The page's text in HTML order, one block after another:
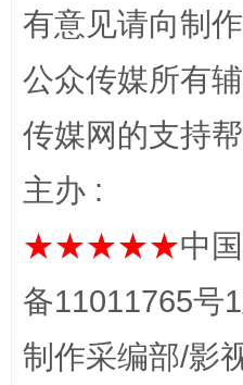
网上购药对药下症
有意见请向制
公众传媒所有
传媒网的支持
主办 :
★★★★★中
备11011765号
制作采编部/影